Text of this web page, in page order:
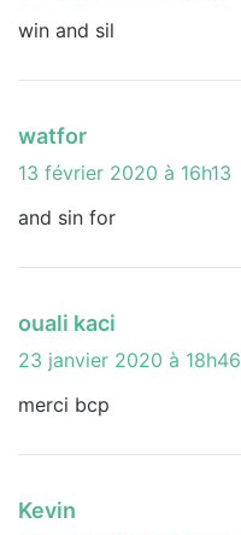
:
win and sil
watfor
i
:
13 février 2020 à 16h13
and sin for
ouali kaci
i
:
23 janvier 2020 à 18h46
merci bcp
Kevin